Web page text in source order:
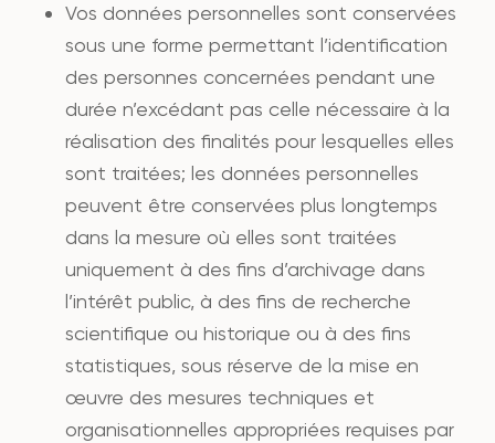
Vos données personnelles sont conservées
sous une forme permettant l’identification
des personnes concernées pendant une
durée n’excédant pas celle nécessaire à la
réalisation des finalités pour lesquelles elles
sont traitées; les données personnelles
peuvent être conservées plus longtemps
dans la mesure où elles sont traitées
uniquement à des fins d’archivage dans
l’intérêt public, à des fins de recherche
scientifique ou historique ou à des fins
statistiques, sous réserve de la mise en
œuvre des mesures techniques et
organisationnelles appropriées requises par